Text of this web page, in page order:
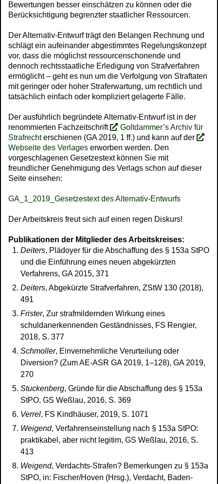
Bewertungen besser einschätzen zu können oder die
Berücksichtigung begrenzter staatlicher Ressourcen.
Der Alternativ-Entwurf trägt den Belangen Rechnung und
schlägt ein aufeinander abgestimmtes Regelungskonzept
vor, dass die möglichst ressourcenschonende und
dennoch rechtsstaatliche Erledigung von Strafverfahren
ermöglicht – geht es nun um die Verfolgung von Straftaten
mit geringer oder hoher Straferwartung, um rechtlich und
tatsächlich einfach oder kompliziert gelagerte Fälle.
Der ausführlich begründete Alternativ-Entwurf ist in der
renommierten Fachzeitschrift
Goltdammer’s Archiv für
Strafrechterschienen (GA 2019, 1 ff.) und kann auf der
Webseite des Verlages erworben werden. Den
vorgeschlagenen Gesetzestext können Sie mit
freundlicher Genehmigung des Verlags schon auf dieser
Seite einsehen:
GA_1_2019_Gesetzestext des Alternativ-Entwurfs
Der Arbeitskreis freut sich auf einen regen Diskurs!
Publikationen der Mitglieder des Arbeitskreises:
Deiters, Plädoyer für die Abschaffung des § 153a StPO
und die Einführung eines neuen abgekürzten
Verfahrens, GA 2015, 371
Deiters, Abgekürzte Strafverfahren, ZStW 130 (2018),
491
Frister, Zur strafmildernden Wirkung eines
schuldanerkennenden Geständnisses, FS Rengier,
2018, S. 377
Schmoller, Einvernehmliche Verurteilung oder
Diversion? (Zum AE-ASR GA 2019, 1–128), GA 2019,
270
Stuckenberg, Gründe für die Abschaffung des § 153a
StPO, GS Weßlau, 2016, S. 369
Verrel, FS Kindhäuser, 2019, S. 1071
Weigend, Verfahrenseinstellung nach § 153a StPO:
praktikabel, aber nicht legitim, GS Weßlau, 2016, S.
413
Weigend, Verdachts-Strafen? Bemerkungen zu § 153a
StPO, in: Fischer/Hoven (Hrsg.), Verdacht, Baden-